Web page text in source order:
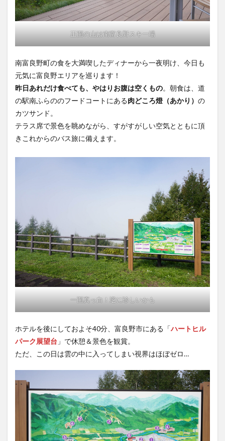
正面の山は南富良野スキー場
南富良野町の食を大満喫したディナーから一夜明け、今日も
元気に富良野エリアを巡ります！
昨日あれだけ食べても、やはりお腹は空くもの。朝食は、道
の駅南ふらののフードコートにある肉どころ燈（あかり） の
カツサンド。
テラス席で景色を眺めながら、すがすがしい空気とともに頂
きこれからのバス旅に備えます。
一面真っ白！逆に珍しいかも
ホテルを後にしておよそ40分、富良野市にある「ハートヒル
パーク展望台 」で休憩＆景色を観賞。
ただ、この日は雲の中に入ってしまい視界はほぼゼロ…